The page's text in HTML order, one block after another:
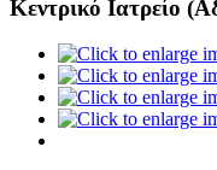
Κεντρικό Ιατρείο